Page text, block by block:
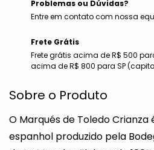
Problemas ou Dúvidas?
Entre em contato com nossa
Frete Grátis
Frete grátis acima de R$ 500
acima de R$ 800 para SP
Sobre o Produto
O Marqués de Toledo
espanhol produzido pela